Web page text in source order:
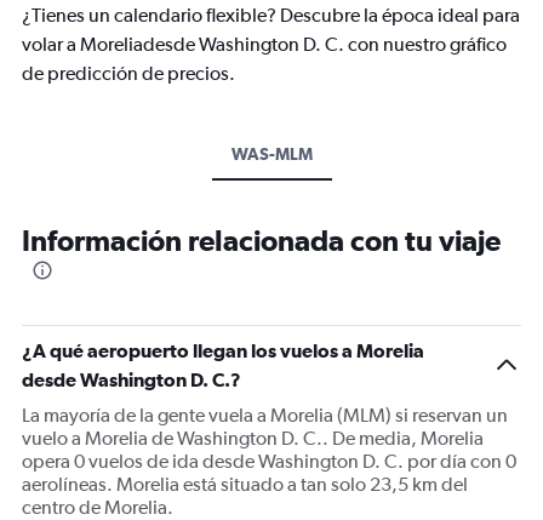
¿Tienes un calendario flexible? Descubre la época ideal para
volar a Moreliadesde Washington D. C. con nuestro gráfico
de predicción de precios.
WAS-MLM
Información relacionada con tu viaje
¿A qué aeropuerto llegan los vuelos a Morelia
desde Washington D. C.?
La mayoría de la gente vuela a Morelia (MLM) si reservan un
vuelo a Morelia de Washington D. C.. De media, Morelia
opera 0 vuelos de ida desde Washington D. C. por día con 0
aerolíneas. Morelia está situado a tan solo 23,5 km del
centro de Morelia.